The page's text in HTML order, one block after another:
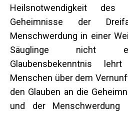
Heilsnotwendigkeit
Geheimnisse der
Menschwerdung in einer
Säuglinge nicht
Glaubensbekenntnis
Menschen über dem
den Glauben an die
und der Menschwerdung